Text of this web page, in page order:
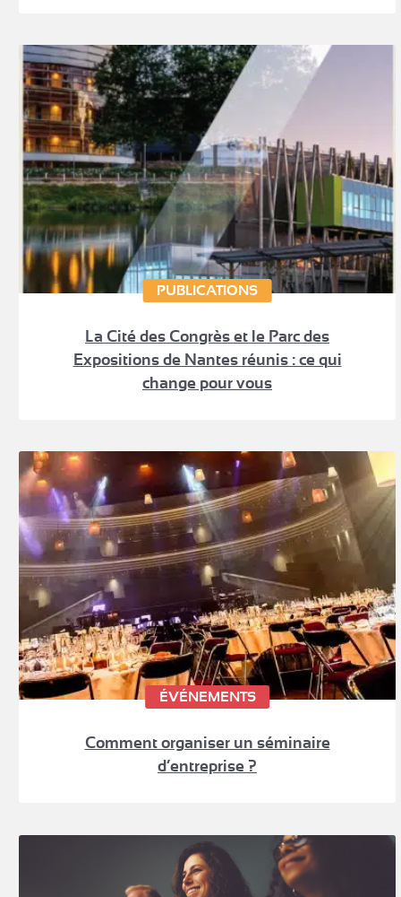
PUBLICATIONS
La Cité des Congrès et le Parc des
Expositions de Nantes réunis : ce qui
change pour vous
ÉVÉNEMENTS
Comment organiser un séminaire
d’entreprise ?